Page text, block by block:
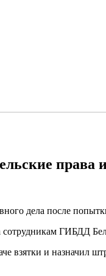
права
дела после
ГИБДД
взятки и назначил